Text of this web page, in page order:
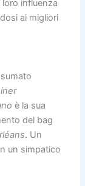
influenza
ai migliori
è la sua
del bag
. Un
un simpatico